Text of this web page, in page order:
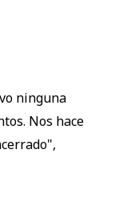
ninguna
Nos hace